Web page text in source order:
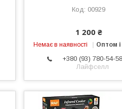
00929
1 200 ₴
Немає в наявності Оптом і
+380 (93) 780-54-58
Лайфселл